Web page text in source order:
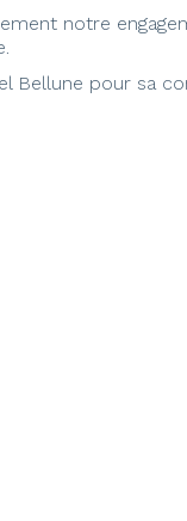
notre
Bellune pour sa